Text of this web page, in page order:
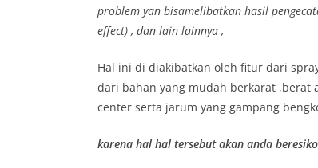
problem yan bisamelibatkan hasil
effect) , dan lain lainnya ,
Hal ini di diakibatkan oleh fitur dari
dari bahan yang mudah berkarat ,berat
center serta jarum yang gampang
karena hal hal tersebut akan anda